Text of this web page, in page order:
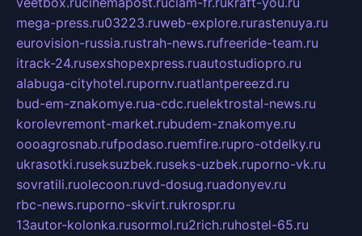
mega-press.ru03223.ruweb-explore.rurastenuya.ru
eurovision-russia.rustrah-news.rufreeride-team.ru
itrack-24.rusexshopexpress.ruautostudiopro.ru
alabuga-cityhotel.rupornv.ruatlantpereezd.ru
bud-em-znakomye.rua-cdc.ruelektrostal-news.ru
korolevremont-market.rubudem-znakomye.ru
oooagrosnab.rufpodaso.ruemfire.rupro-otdelky.ru
ukrasotki.ruseksuzbek.ruseks-uzbek.ruporno-vk.ru
sovratili.ruolecoon.ruvd-dosug.ruadonyev.ru
rbc-news.ruporno-skvirt.rukrospr.ru
13autor-kolonka.rusormol.ru2rich.ruhostel-65.ru